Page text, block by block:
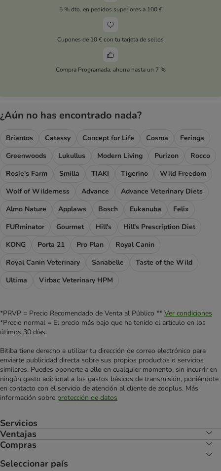
5 % dto. en pedidos superiores a 100 €
Cupones de 10 € con tu tarjeta de sellos
Compra Programada: ahorra hasta un 7 %
¿Aún no has encontrado nada?
Briantos Catessy Concept for Life Cosma
Feringa
Greenwoods
Lukullus Modern Living Purizon
Rocco
Rosie's Farm
Smilla TIAKI Tigerino
Wild Freedom
Wolf of Wilderness
Advance
Advance Veterinary Diets
Almo Nature
Applaws Bosch Eukanuba
Felix
FURminator
Gourmet Hill's
Hill's Prescription Diet
KONG
Porta 21 Pro Plan
Royal Canin
Royal Canin Veterinary
Sanabelle
Taste of the Wild
Ultima
Virbac Veterinary HPM
*PRVP = Precio Recomendado de Venta al Público ** Ver condiciones
*Precio normal = El precio más bajo que ha tenido el artículo en los
útimos 30 días.
Bitiba tiene derecho a utilizar tu dirección de correo electrónico para
enviarte publicidad directa sobre sus propios productos o servicios
similares. Puedes oponerte a ello en cualquier momento, sin incurrir en
ningún gasto adicional a los gastos básicos de transmisión, poniéndote
en contacto con el servicio de atención al cliente de zooplus. Más
información sobre protección de datos
Servicios
Ventajas
Compras
Seleccionar país